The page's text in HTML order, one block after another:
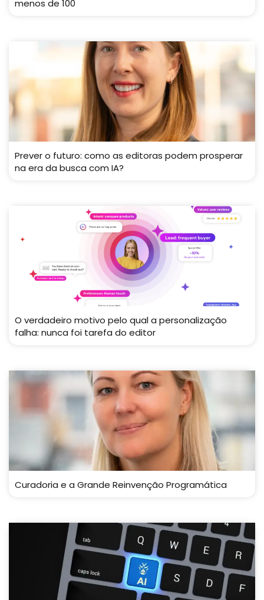
menos de 100
Prever o futuro: como as editoras podem prosperar
na era da busca com IA?
O verdadeiro motivo pelo qual a personalização
falha: nunca foi tarefa do editor
Curadoria e a Grande Reinvenção Programática